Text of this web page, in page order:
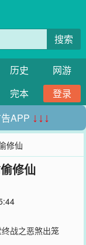
搜索
历史
网游
完本
登录
APP ↓↓↓
修仙
修仙
战之恶煞出笼